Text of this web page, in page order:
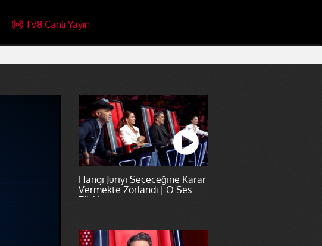
TV8 Canlı Yayın
Hangi Jüriyi Seçeceğine Karar
Vermekte Zorlandı | O Ses
Türkiye